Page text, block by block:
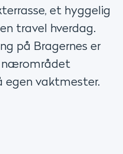
et hyggelig
travel hverdag.
på Bragernes er
nærområdet
egen vaktmester.